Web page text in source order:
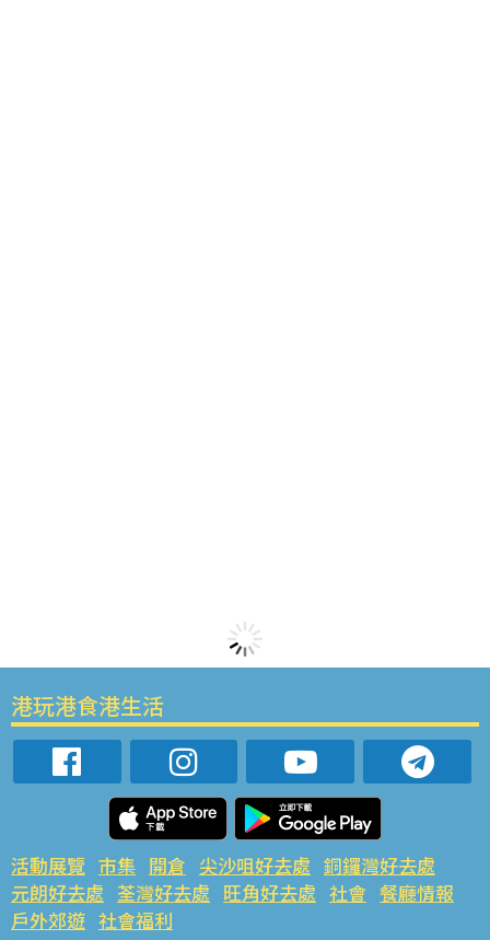
港玩港食港生活
活動展覽 市集 開倉 尖沙咀好去處 銅鑼灣好去處
元朗好去處 荃灣好去處 旺角好去處 社會 餐廳情報
戶外郊遊 社會福利